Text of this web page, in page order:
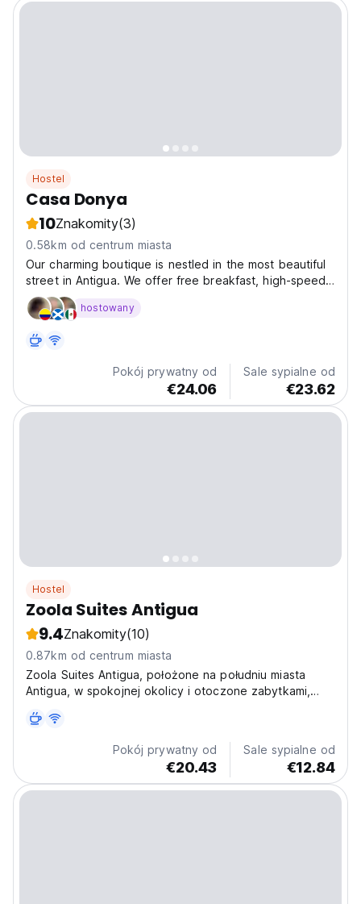
Hostel
Casa Donya
10Znakomity(3)
0.58km od centrum miasta
Our charming boutique is nestled in the most beautiful
street in Antigua. We offer free breakfast, high-speed
internet, daily housekeeping, a discount to our Mayan
sauna, and we are located walking distance from all
hostowany
Pokój prywatny od
€24.06
Sale sypialne od
€23.62
Hostel
Zoola Suites Antigua
9.4Znakomity(10)
0.87km od centrum miasta
Zoola Suites Antigua, położone na południu miasta
Antigua, w spokojnej okolicy i otoczone zabytkami,
niesamowitym.
Pokój prywatny od
€20.43
Sale sypialne od
€12.84